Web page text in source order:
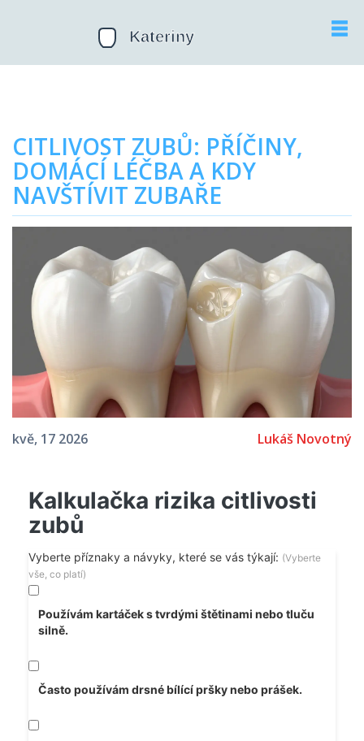
CITLIVOST ZUBŮ: PŘÍČINY,
DOMÁCÍ LÉČBA A KDY
NAVŠTÍVIT ZUBAŘE
kvě, 17 2026 Lukáš Novotný
Kalkulačka rizika citlivosti
zubů
Vyberte příznaky a návyky, které se vás týkají: (Vyberte
vše, co platí)
Používám kartáček s tvrdými štětinami nebo tluču
silně.
Často používám drsné bílící pršky nebo prášek.